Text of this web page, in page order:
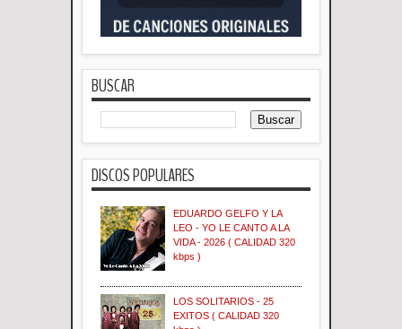
BUSCAR
DISCOS POPULARES
EDUARDO GELFO Y LA
LEO - YO LE CANTO A LA
VIDA - 2026 ( CALIDAD 320
kbps )
LOS SOLITARIOS - 25
EXITOS ( CALIDAD 320